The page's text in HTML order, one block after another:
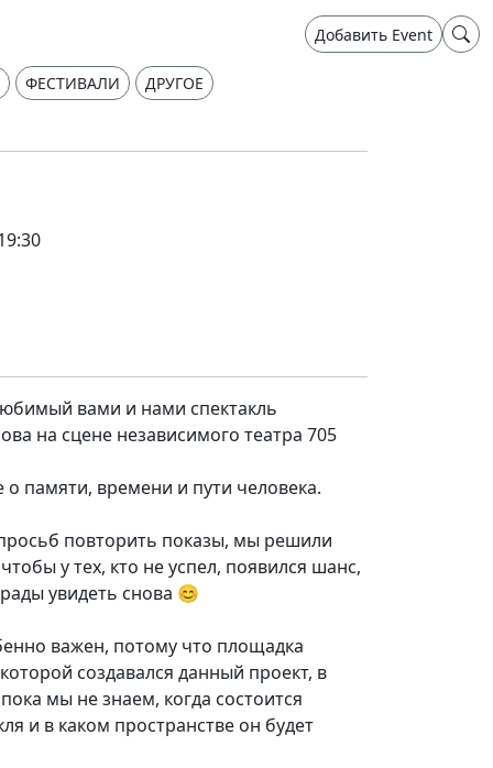
Добавить Event
ФЕСТИВАЛИ ДРУГОЕ
вами и нами спектакль
на сцене независимого театра 705
о памяти, времени и пути человека.
повторить показы, мы решили
у тех, кто не успел, появился шанс,
увидеть снова 😊
важен, потому что площадка
создавался данный проект, в
мы не знаем, когда состоится
и в каком пространстве он будет